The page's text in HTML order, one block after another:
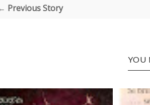
Previous Story
YOU